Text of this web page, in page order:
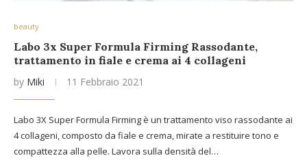
beauty
Labo 3x Super Formula Firming Rassodante,
trattamento in fiale e crema ai 4 collageni
by Miki 11 Febbraio 2021
Labo 3X Super Formula Firming è un trattamento viso rassodante ai
4 collageni, composto da fiale e crema, mirate a restituire tono e
compattezza alla pelle. Lavora sulla densità del…